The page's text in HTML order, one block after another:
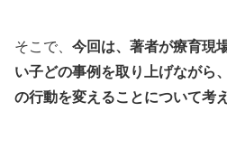
そこで、 今回は、著者が療育現
い子どの事例を取り上げながら
の行動を変えることについて考